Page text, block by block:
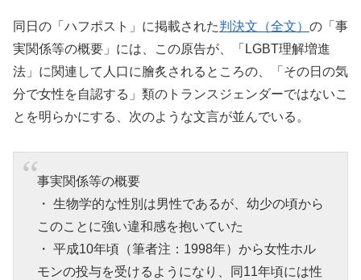
同日の「ハフポスト」に掲載された判決文（全文） の「事
実関係等の概要」には、この原告が、「LGBT理解増進
法」に関連して人口に膾炙されるところの、「その日の気
分で女性を自認する」類のトランスジェンダーではないこ
とを明らかにする、次のような文言が並んでいる。
事実関係等の概要
・ 生物学的な性別は男性であるが、幼少の頃から
このことに強い違和感を抱いていた
・ 平成10年頃（筆者注：1998年）から女性ホル
モンの投与を受けるようになり、同11年頃には性